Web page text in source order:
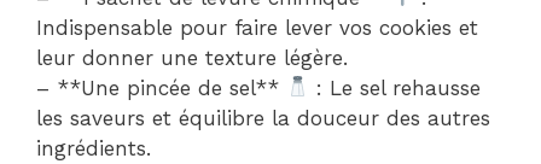
Indispensable pour faire lever vos cookies et
leur donner une texture légère.
– **Une pincée de sel**
: Le sel rehausse
les saveurs et équilibre la douceur des autres
ingrédients.